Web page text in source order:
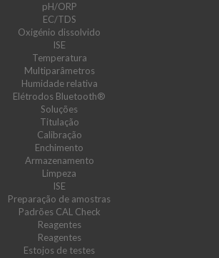
pH/ORP
EC/TDS
Oxigénio dissolvido
ISE
Temperatura
Multiparâmetros
Humidade relativa
Elétrodos Bluetooth®
Soluções
Titulação
Calibração
Enchimento
Armazenamento
Limpeza
ISE
Preparação de amostras
Padrões CAL Check
Reagentes
Reagentes
Estojos de testes